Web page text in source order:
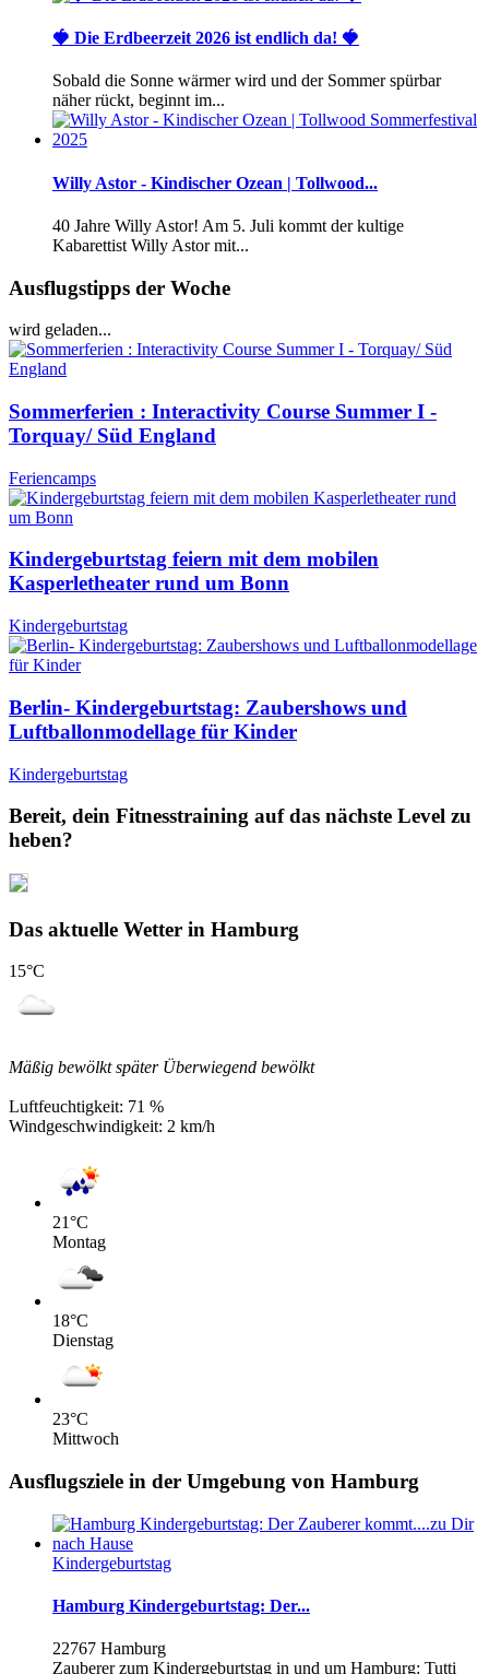
🍓 Die Erdbeerzeit 2026 ist endlich da! 🍓
Sobald die Sonne wärmer wird und der Sommer spürbar
näher rückt, beginnt im...
Willy Astor - Kindischer Ozean | Tollwood...
40 Jahre Willy Astor! Am 5. Juli kommt der kultige
Kabarettist Willy Astor mit...
Ausflugstipps der Woche
wird geladen...
Sommerferien : Interactivity Course Summer I -
Torquay/ Süd England
Feriencamps
Kindergeburtstag feiern mit dem mobilen
Kasperletheater rund um Bonn
Kindergeburtstag
Berlin- Kindergeburtstag: Zaubershows und
Luftballonmodellage für Kinder
Kindergeburtstag
Bereit, dein Fitnesstraining auf das nächste Level zu
heben?
Das aktuelle Wetter in Hamburg
15°C
Mäßig bewölkt später Überwiegend bewölkt
Luftfeuchtigkeit: 71 %
Windgeschwindigkeit: 2 km/h
21°C
Montag
18°C
Dienstag
23°C
Mittwoch
Ausflugsziele in der Umgebung von Hamburg
Kindergeburtstag
Hamburg Kindergeburtstag: Der...
22767 Hamburg
Zauberer zum Kindergeburtstag in und um Hamburg: Tutti